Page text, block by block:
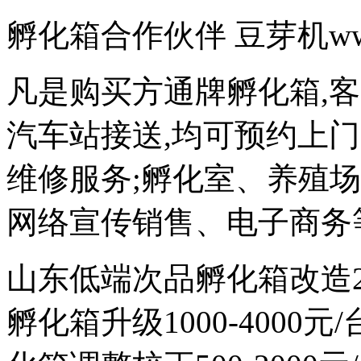
孵化箱合作伙伴 豆芽机
凡是购买方通牌孵化箱,
汽车站接送,均可预约上
维修服务;孵化室、养殖
网络宣传销售、电子商务
山东低端次品孵化箱改
孵化箱升级1000-4000元